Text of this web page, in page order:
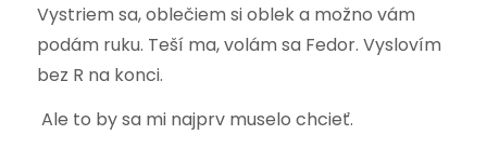
Vystriem sa, oblečiem si oblek a možno vám
podám ruku. Teší ma, volám sa Fedor. Vyslovím
bez R na konci.
Ale to by sa mi najprv muselo chcieť.